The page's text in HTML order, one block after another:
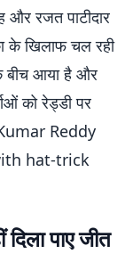
और रजत पाटीदार
के खिलाफ चल रही
बीच आया है और
को रेड्डी पर
Reddy
hat-trick
पाए जीत